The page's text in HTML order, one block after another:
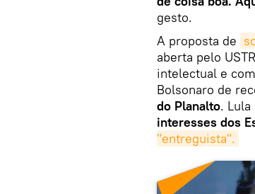
gesto.
A proposta de
aberta pelo
intelectual e
Bolsonaro de
do Planalto.
interesses dos
"entreguista".